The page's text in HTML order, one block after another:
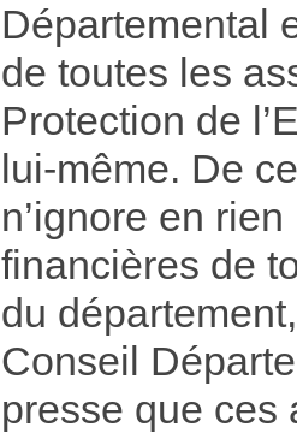
Départemental
de toutes les
Protection de
lui-même. De
n’ignore en
financières de
du
Conseil
presse que ces